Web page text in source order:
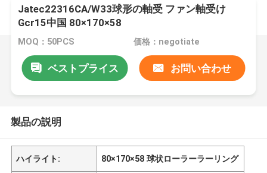
Jatec22316CA/W33球形の軸受 ファン軸受け
Gcr15中国 80×170×58
MOQ：50PCS 価格：negotiate
ベストプライス お問い合わせ
製品の説明
ハイライト: 80×170×58 球状ローラーラーリング